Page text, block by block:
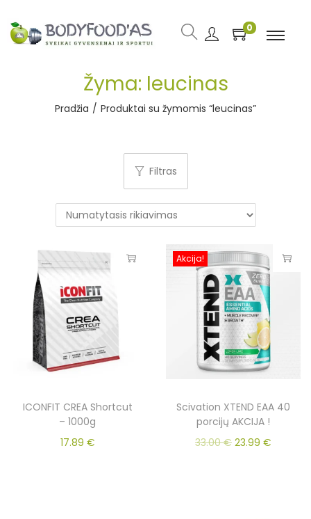
0
Žyma: leucinas
Pradžia / Produktai su žymomis “leucinas”
Filtras
ICONFIT CREA Shortcut
– 1000g
17.89 €
Akcija!
Scivation XTEND EAA 40
porcijų AKCIJA !
33.00€ 23.99 €